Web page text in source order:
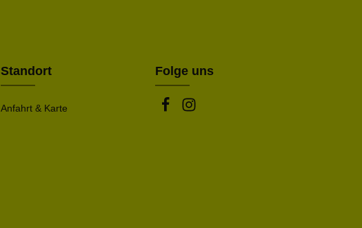
Standort
Anfahrt & Karte
Folge uns